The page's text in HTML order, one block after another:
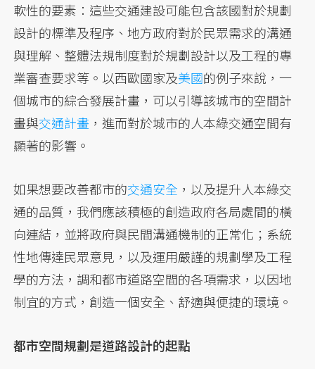
軟性的要素：這些交通建設可能包含該國對於規劃
設計的標準及程序、地方政府對於民眾需求的溝通
與理解、整體法規制度對於規劃設計以及工程的專
業審查要求等。以西歐國家及美國的例子來說，一
個城市的綜合發展計畫，可以引導該城市的空間計
畫與交通計畫 ，進而對於城市的人本綠交通空間有
顯著的影響。
如果想要改善都市的交通安全 ，以及提升人本綠交
通的品質，我們應該積極的創造政府各局處間的橫
向連結，並將政府與民間溝通機制的正常化；系統
性地傳達民眾意見，以及運用嚴謹的規劃學及工程
學的方法，調和都市道路空間的各項需求，以因地
制宜的方式，創造一個安全、舒適與便捷的環境。
都市空間規劃是道路設計的起點